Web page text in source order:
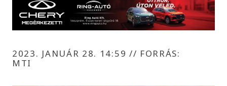
2023. JANUÁR 28. 14:59 // FORRÁS:
MTI